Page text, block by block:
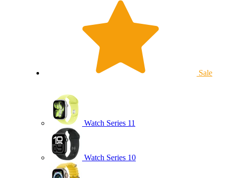
Sale
Watch Series 11
Watch Series 10